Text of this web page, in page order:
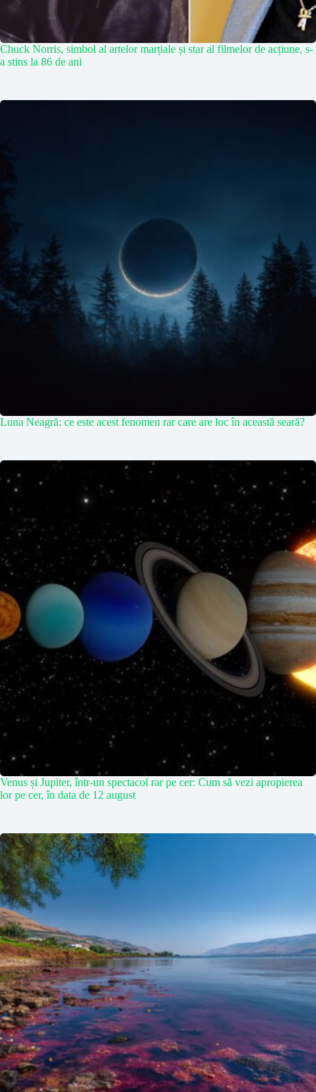
Chuck Norris, simbol al artelor marțiale și star al filmelor de acțiune, s-
a stins la 86 de ani
Luna Neagră: ce este acest fenomen rar care are loc în această seară?
Venus și Jupiter, într-un spectacol rar pe cer: Cum să vezi apropierea
lor pe cer, în data de 12 august